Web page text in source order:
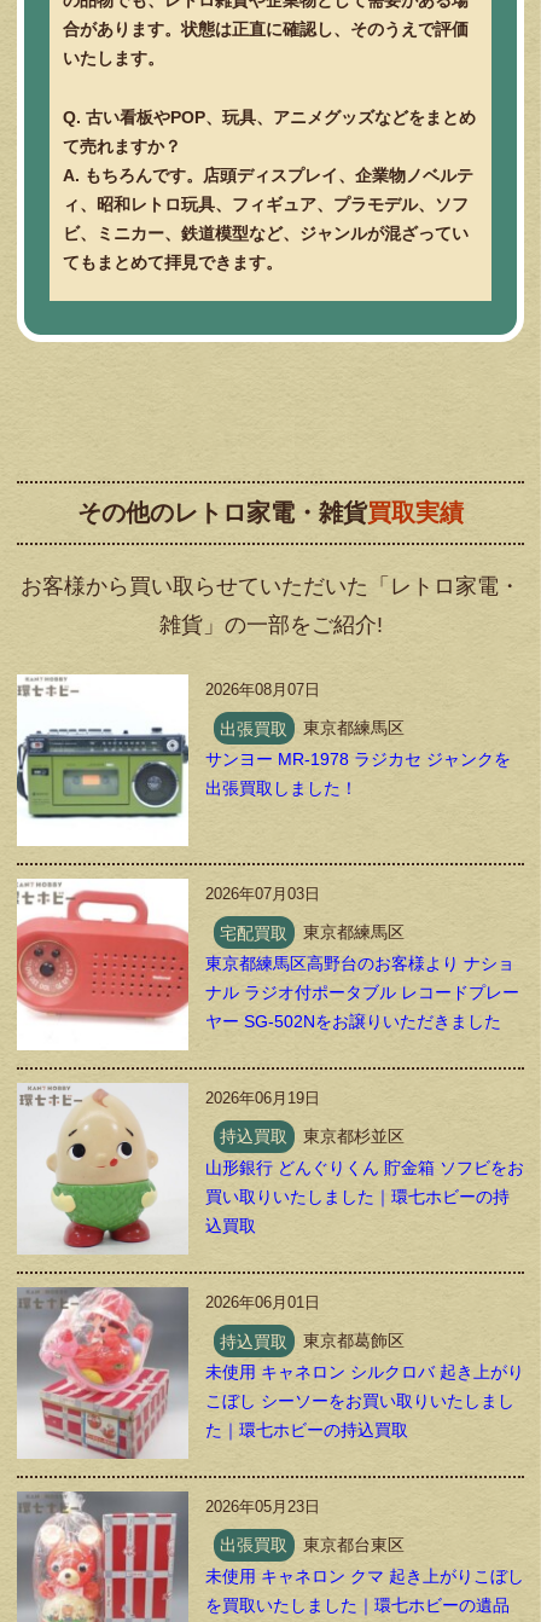
合があります。状態は正直に確認し、そのうえで評価
いたします。
Q. 古い看板やPOP、玩具、アニメグッズなどをまとめ
て売れますか？
A. もちろんです。店頭ディスプレイ、企業物ノベルテ
ィ、昭和レトロ玩具、フィギュア、プラモデル、ソフ
ビ、ミニカー、鉄道模型など、ジャンルが混ざってい
てもまとめて拝見できます。
その他のレトロ家電・雑貨買取実績
お客様から買い取らせていただいた「レトロ家電・
雑貨」の一部をご紹介!
2026年08月07日
出張買取
東京都練馬区
サンヨー MR-1978 ラジカセ ジャンクを
出張買取しました！
2026年07月03日
宅配買取
東京都練馬区
東京都練馬区高野台のお客様より ナショ
ナル ラジオ付ポータブル レコードプレー
ヤー SG-502Nをお譲りいただきました
2026年06月19日
持込買取
東京都杉並区
山形銀行 どんぐりくん 貯金箱 ソフビをお
買い取りいたしました｜環七ホビーの持
込買取
2026年06月01日
持込買取
東京都葛飾区
未使用 キャネロン シルクロバ 起き上がり
こぼし シーソーをお買い取りいたしまし
た｜環七ホビーの持込買取
2026年05月23日
出張買取
東京都台東区
未使用 キャネロン クマ 起き上がりこぼし
を買取いたしました｜環七ホビーの遺品